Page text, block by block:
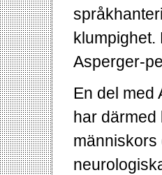
klumpighet.
Asperger-
En del med
har därmed
människors